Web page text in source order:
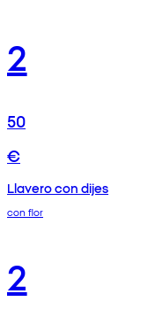
2
50
€
Llavero con dijes
con flor
2